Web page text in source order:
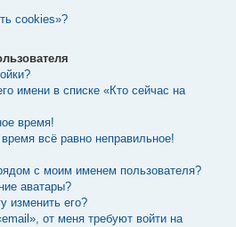
cookies»?
имени в списке «Кто сейчас на
время!
всё равно неправильное!
с моим именем пользователя?
аватары?
изменить его?
от меня требуют войти на